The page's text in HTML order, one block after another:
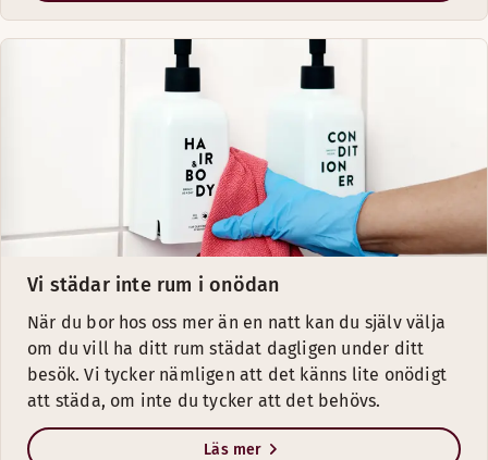
Vi städar inte rum i onödan
När du bor hos oss mer än en natt kan du själv välja
om du vill ha ditt rum städat dagligen under ditt
besök. Vi tycker nämligen att det känns lite onödigt
att städa, om inte du tycker att det behövs.
Läs mer